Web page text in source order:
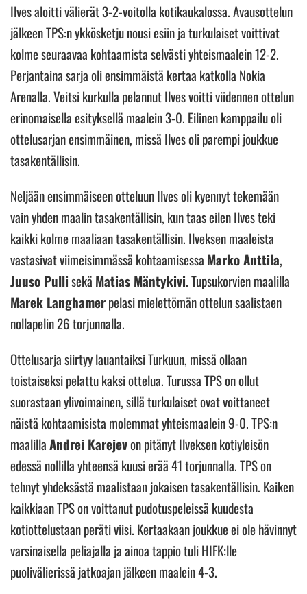
Ilves aloitti välierät 3-2-voitolla kotikaukalossa. Avausottelun
jälkeen TPS:n ykkösketju nousi esiin ja turkulaiset voittivat
kolme seuraavaa kohtaamista selvästi yhteismaalein 12-2.
Perjantaina sarja oli ensimmäistä kertaa katkolla Nokia
Arenalla. Veitsi kurkulla pelannut Ilves voitti viidennen ottelun
erinomaisella esityksellä maalein 3-0. Eilinen kamppailu oli
ottelusarjan ensimmäinen, missä Ilves oli parempi joukkue
tasakentällisin.
Neljään ensimmäiseen otteluun Ilves oli kyennyt tekemään
vain yhden maalin tasakentällisin, kun taas eilen Ilves teki
kaikki kolme maaliaan tasakentällisin. Ilveksen maaleista
vastasivat viimeisimmässä kohtaamisessa Marko Anttila,
Juuso Pullisekä Matias Mäntykivi. Tupsukorvien maalilla
Marek Langhamerpelasi mielettömän ottelun saalistaen
nollapelin 26 torjunnalla.
Ottelusarja siirtyy lauantaiksi Turkuun, missä ollaan
toistaiseksi pelattu kaksi ottelua. Turussa TPS on ollut
suorastaan ylivoimainen, sillä turkulaiset ovat voittaneet
näistä kohtaamisista molemmat yhteismaalein 9-0. TPS:n
maalillaAndrei Karejevon pitänyt Ilveksen kotiyleisön
edessä nollilla yhteensä kuusi erää 41 torjunnalla. TPS on
tehnyt yhdeksästä maalistaan jokaisen tasakentällisin. Kaiken
kaikkiaan TPS on voittanut pudotuspeleissä kuudesta
kotiottelustaan peräti viisi. Kertaakaan joukkue ei ole hävinnyt
varsinaisella peliajalla ja ainoa tappio tuli HIFK:lle
puolivälierissä jatkoajan jälkeen maalein 4-3.